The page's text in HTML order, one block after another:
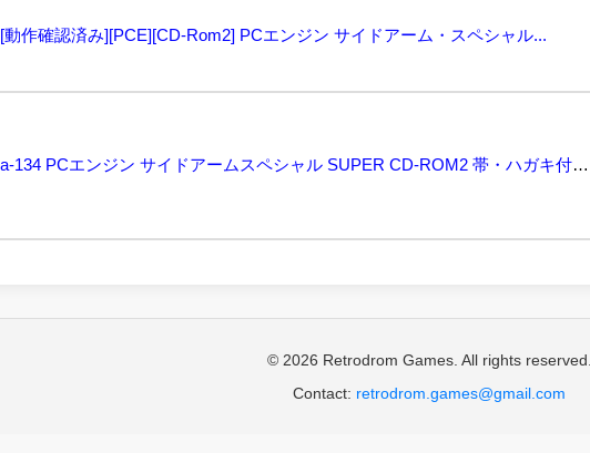
[動作確認済み][PCE][CD-Rom2] PCエンジン サイドアーム・スペシャル...
a-134 PCエンジン サイドアームスペシャル SUPER CD-ROM2 帯・ハガキ付き...
© 2026 Retrodrom Games. All rights reserved.
Contact: retrodrom.games@gmail.com